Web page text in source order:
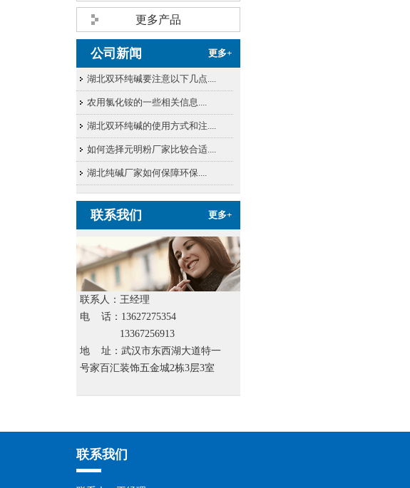
更多产品
公司 新闻 更多+
湖北双环纯碱要注意以下几点....
农用氯化铵的一些相关信息....
湖北双环纯碱的使用方式和注....
如何选择元明粉厂家比较合适....
湖北纯碱厂家​如何保障环保....
联系我们 更多+
联系人：王经理
电 话：13627275354
13367256913
地 址：武汉市东西湖大道特一
号家百汇装饰五金城2栋3层3室
联系我们